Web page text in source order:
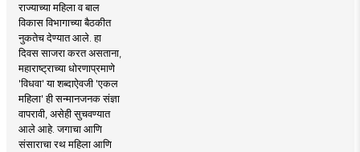
राज्याच्या महिला व बाल
विकास विभागाच्या बैठकीत
नुकतेच देण्यात आले. हा
दिवस साजरा करत असताना,
महाराष्ट्राच्या धोरणाप्रमाणे
'विधवा' या शब्दाऐवजी 'एकल
महिला' ही सन्मानजनक संज्ञा
वापरावी, असेही सुचवण्यात
आले आहे. जगाचा आणि
संसाराचा रथ महिला आणि